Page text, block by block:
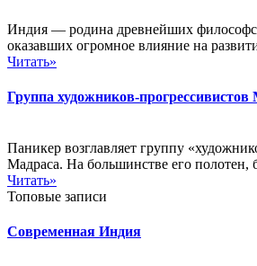
Индия — родина древнейших
оказавших огромное влияние на
Читать»
Группа художников-прогрессивистов
Паникер возглавляет группу
Мадраса. На большинстве его полотен,
Читать»
Топовые записи
Современная Индия